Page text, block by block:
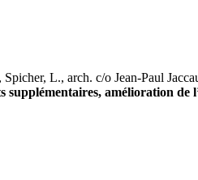
L., arch. c/o Jean-Paul
supplémentaires, amélioration de